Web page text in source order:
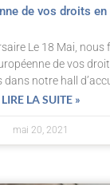
de vos droits
Le 18 Mai, nous
de vos
notre hall
LIRE LA SUITE »
mai 20, 2021